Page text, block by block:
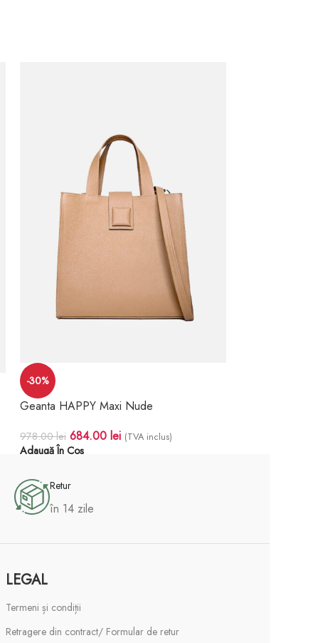
-30%
Geanta HAPPY Maxi Nude
978.00lei 684.00 lei (TVA inclus)
Adaugă În Coș
Retur
în 14 zile
LEGAL
Termeni și condiții
Retragere din contract/ Formular de retur